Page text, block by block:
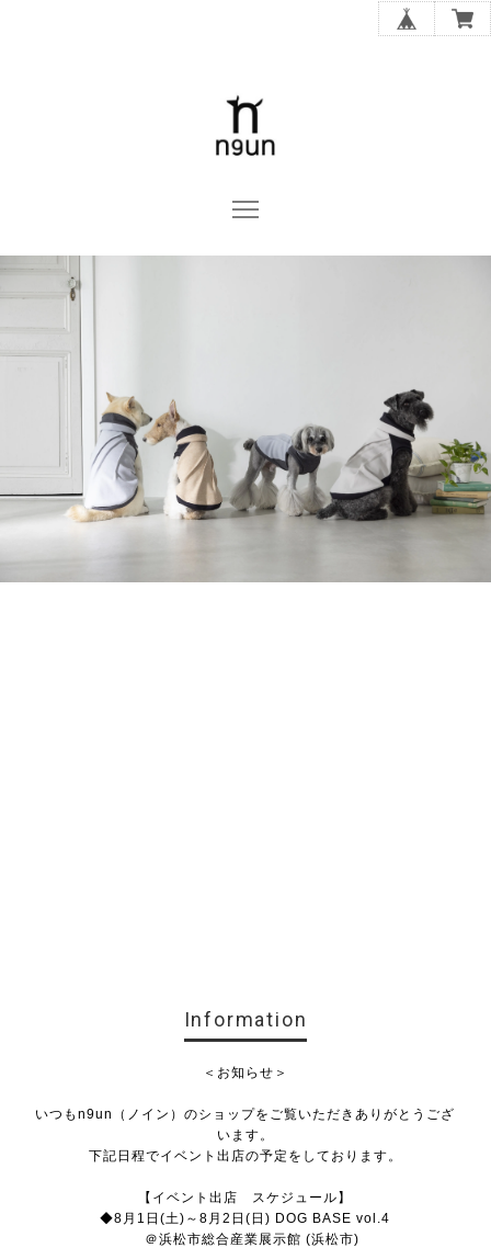
Information
＜お知らせ＞
いつもn9un（ノイン）のショップをご覧いただきありがとうござ
います。
下記日程でイベント出店の予定をしております。
【イベント出店 スケジュール】
◆8月1日(土)～8月2日(日) DOG BASE vol.4
＠浜松市総合産業展示館 (浜松市)